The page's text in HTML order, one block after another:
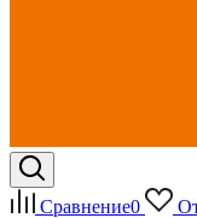
Сравнение0